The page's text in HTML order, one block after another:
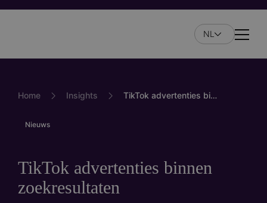
Overslaan
NL
Home Insights TikTok advertenties binnen zoekresultaten
Nieuws
TikTok advertenties binnen
zoekresultaten